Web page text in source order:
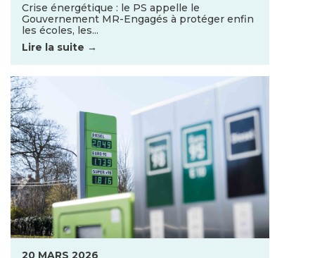
Crise énergétique : le PS appelle le
Gouvernement MR-Engagés à protéger enfin
les écoles, les...
Lire la suite →
20 MARS 2026